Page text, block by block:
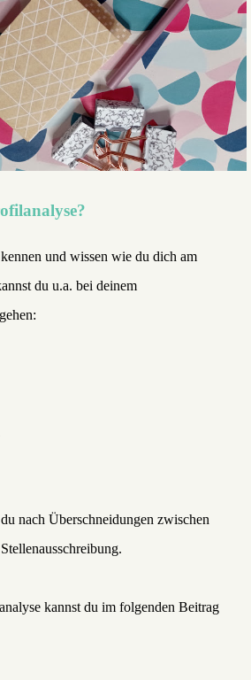
und wissen wie du dich am
du u.a. bei deinem
nach Überschneidungen zwischen
kannst du im folgenden Beitrag